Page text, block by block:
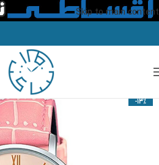
Skip to main content
-13%